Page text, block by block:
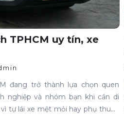
TPHCM uy tín, xe
đang trở thành lựa chọn quen
nghiệp và nhóm bạn khi cần di
tự lái xe mệt mỏi hay phụ thuộc